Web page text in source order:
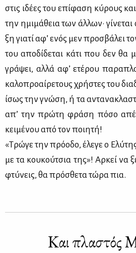
στις ιδέ­ες του επί­φα­ση κύ­ρους
την ημι­μά­θεια των άλ­λων·
ξη για­τί αφ’ ενός μεν προ­σβά­λει
του απο­δί­δε­ται κά­τι που δεν θα
γρά­ψει, αλ­λά αφ’ ετέ­ρου
κα­λο­προ­αί­ρε­τους χρή­στες του
ίσως την γνώ­ση, ή τα
απ’ την πρώ­τη φρά­ση πό­σο
κει­μέ­νου από τον ποι­η­τή!
«Τρώ­γε την πρό­ο­δο, έλε­γε ο
με τα κου­κού­τσια της»! Αρ­κεί να
φτύ­νεις, θα πρό­σθε­τα τώ­ρα πια.
Και πλα­στός